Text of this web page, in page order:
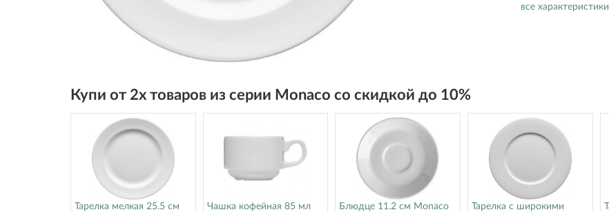
все характеристики
Купи от 2х товаров из серии Monaco со скидкой до 10%
Тарелка мелкая 25.5 см
Чашка кофейная 85 мл
Блюдце 11.2 см Monaco
Тарелка с широкими